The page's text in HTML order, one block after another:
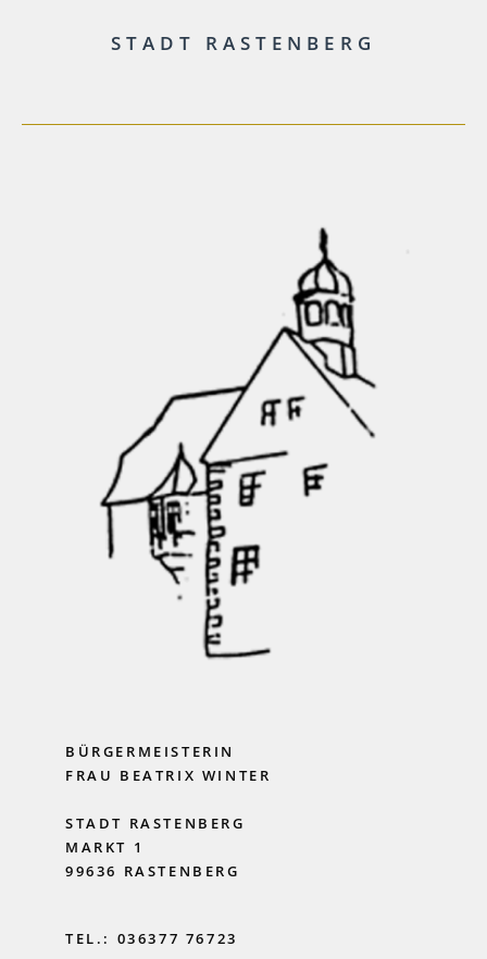
STADT RASTENBERG
BÜRGERMEISTERIN
FRAU BEATRIX WINTER
STADT RASTENBERG
MARKT 1
99636 RASTENBERG
TEL.: 036377 76723